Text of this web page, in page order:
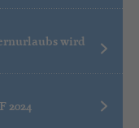
wird
2024